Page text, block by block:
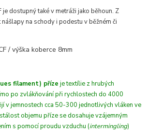
je dostupný také v metráži jako běhoun. Z
na schody i podestu v běžném či
/výška koberce 8mm
filament) příze je textílie z hrubých
po zvlákňování při rychlostech do 4000
v jemnostech cca 50-300 jednotlivých vláken ve
objemu příze se dosahuje vzájemným
s pomocí proudu vzduchu (intermingling)